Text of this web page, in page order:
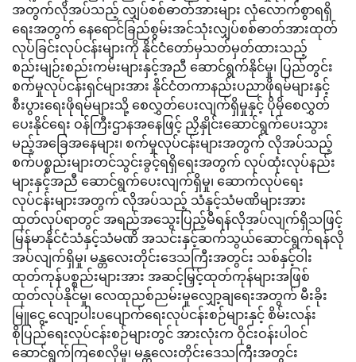
အတွက်လိုအပ်သည့် လျှပ်စစ်ဓာတ်အားများ လုံလောက်စွာရရှိ
ရေးအတွက် နေရောင်ခြည်စွမ်းအင်သုံးလျှပ်စစ်ဓာတ်အားထုတ်
လုပ်ခြင်းလုပ်ငန်းများကို နိုင်ငံတော်မှသတ်မှတ်ထားသည့်
စည်းမျဉ်းစည်းကမ်းများနှင့်အညီ ဆောင်ရွက်နိုင်မှု၊ ပြည်တွင်း
စက်မှုလုပ်ငန်းရှင်များအား နိုင်ငံတကာနည်းပညာဖိုရမ်များနှင့်
စီးပွားရေးဖိုရမ်များသို့ စေလွှတ်ပေးလျက်ရှိမှုနှင့် ပိုမိုစေလွှတ်
ပေးနိုင်ရေး ဝန်ကြီးဌာနအနေဖြင့် ညှိနှိုင်းဆောင်ရွက်ပေးသွား
မည့်အခြေအနေများ၊ စက်မှုလုပ်ငန်းများအတွက် လိုအပ်သည့်
စက်ပစ္စည်းများတင်သွင်းခွင့်ရရှိရေးအတွက် လုပ်ထုံးလုပ်နည်း
များနှင့်အညီ ဆောင်ရွက်ပေးလျက်ရှိမှု၊ ဆောက်လုပ်ရေး
လုပ်ငန်းများအတွက် လိုအပ်သည့် သံနှင့်သံမဏိများအား
ထုတ်လုပ်ရာတွင် အရည်အသွေးပြည့်မီရန်လိုအပ်လျက်ရှိသဖြင့်
မြန်မာနိုင်ငံသံနှင့်သံမဏိ အသင်းနှင့်ဆက်သွယ်ဆောင်ရွက်ရန်လို
အပ်လျက်ရှိမှု၊ မန္တလေးတိုင်းဒေသကြီးအတွင်း သစ်နှင့်ဝါး
ထုတ်ကုန်ပစ္စည်းများအား အဆင့်မြှင့်ထုတ်ကုန်များအဖြစ်
ထုတ်လုပ်နိုင်မှု၊ လေထုညစ်ညမ်းမှုလျှော့ချရေးအတွက် မီးခိုး
မြူငွေ့ လျော့ပါးပပျောက်ရေးလုပ်ငန်းစဉ်များနှင့် စိမ်းလန်း
စိုပြည်ရေးလုပ်ငန်းစဉ်များတွင် အားလုံးက ဝိုင်းဝန်းပါဝင်
ဆောင်ရွက်ကြစေလိုမှု၊ မန္တလေးတိုင်းဒေသကြီးအတွင်း